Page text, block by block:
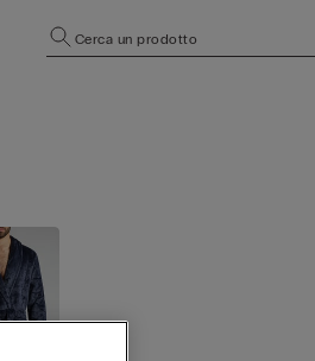
Cerca un prodotto